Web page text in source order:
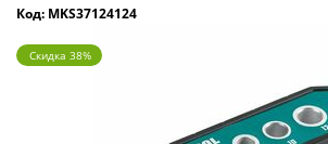
Код: MKS37124124
Скидка 38%